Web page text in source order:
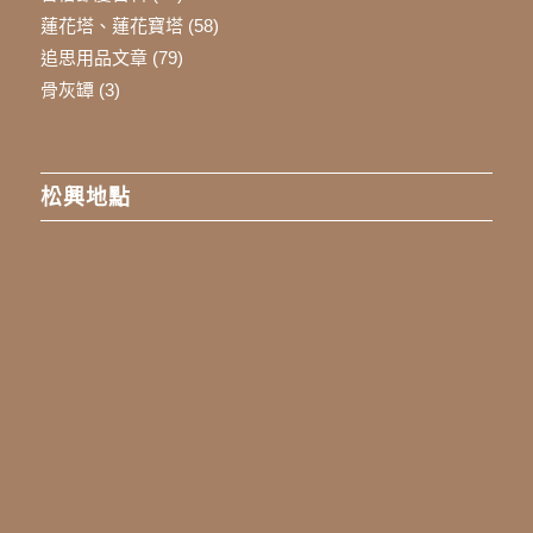
蓮花塔、蓮花寶塔(58)
追思用品文章(79)
骨灰罈(3)
松興地點